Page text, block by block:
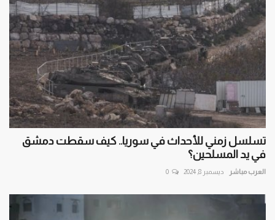
تسلسل زمني للأحداث في سوريا.. كيف سقطت دمشق
في يد المسلحين؟
العرب مباشر ديسمبر 8, 2024 0